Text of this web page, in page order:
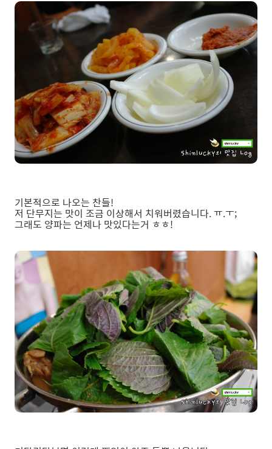
기본적으로 나오는 찬들!
저 단무지는 맛이 조금 이상해서 치워버렸습니다. ㅠ.ㅜ;
그래도 양파는 언제나 맛있다는거 ㅎㅎ!